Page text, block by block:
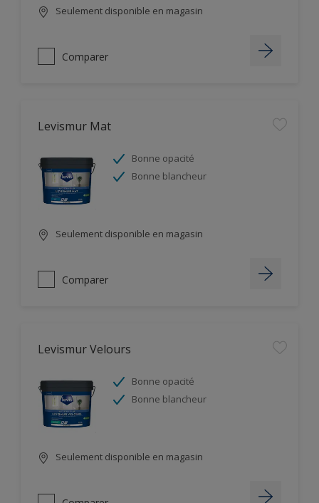
Seulement disponible en magasin
Comparer
Levismur Mat
Bonne opacité
Bonne blancheur
Seulement disponible en magasin
Comparer
Levismur Velours
Bonne opacité
Bonne blancheur
Seulement disponible en magasin